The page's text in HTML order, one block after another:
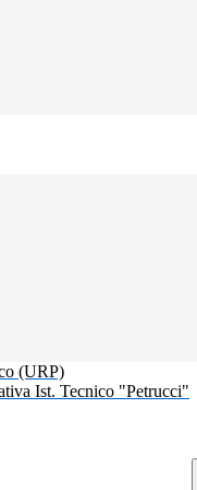
(URP)
Ist. Tecnico "Petrucci"